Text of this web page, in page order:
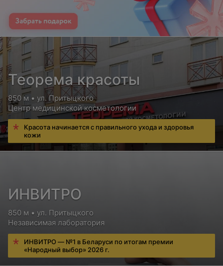
Теорема красоты
850 м • ул. Притыцкого
Центр медицинской косметологии
Красота начинается с правильного ухода и здоровья
кожи
ИНВИТРО
850 м • ул. Притыцкого
Независимая лаборатория
ИНВИТРО — №1 в Беларуси по итогам премии
«Народный выбор» 2026 г.